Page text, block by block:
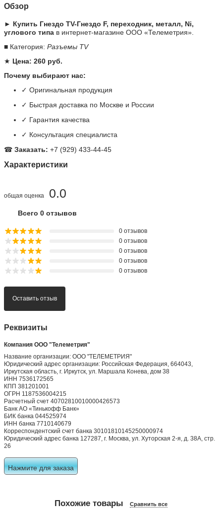
Обзор
► Купить Гнездо TV-Гнездо F, переходник, металл, Ni,
углового типа в интернет-магазине ООО «Телеметрия».
■ Категория:Разъемы TV
★ Цена: 260 руб.
Почему выбирают нас:
✓ Оригинальная продукция
✓ Быстрая доставка по Москве и России
✓ Гарантия качества
✓ Консультация специалиста
☎Заказать: +7 (929) 433-44-45
Характеристики
0.0
общая оценка
Всего 0 отзывов
0 отзывов
0 отзывов
0 отзывов
0 отзывов
0 отзывов
Оставить отзыв
Реквизиты
Компания ООО "Телеметрия"
Название организации: ООО "ТЕЛЕМЕТРИЯ"
Юридический адрес организации: Российская Федерация, 664043,
Иркутская область, г. Иркутск, ул. Маршала Конева, дом 38
ИНН 7536172565
КПП 381201001
ОГРН 1187536004215
Расчетный счет 40702810010000426573
Банк АО «Тинькофф Банк»
БИК банка 044525974
ИНН банка 7710140679
Корреспондентский счет банка 30101810145250000974
Юридический адрес банка 127287, г. Москва, ул. Хуторская 2-я, д. 38А, стр.
26
Нажмите для заказа
Похожие товары Сравнить все